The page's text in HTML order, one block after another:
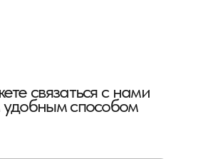
связаться с нами
способом